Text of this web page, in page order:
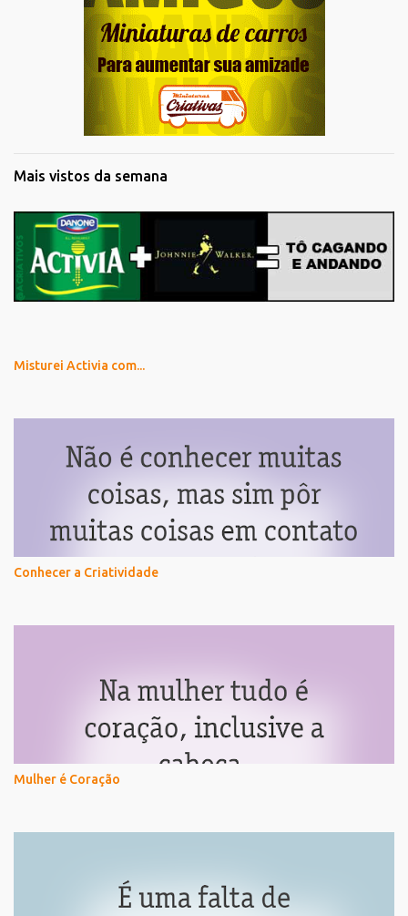
Mais vistos da semana
Misturei Activia com...
Conhecer a Criatividade
Mulher é Coração